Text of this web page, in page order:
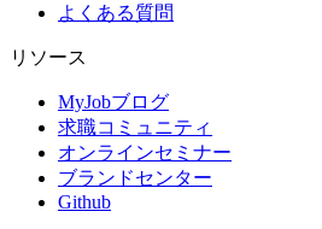
よくある質問
リソース
MyJobブログ
求職コミュニティ
オンラインセミナー
ブランドセンター
Github